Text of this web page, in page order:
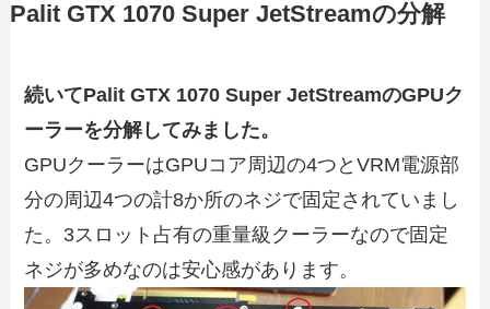
Palit GTX 1070 Super JetStreamの分解
続いてPalit GTX 1070 Super JetStreamのGPUク
ーラーを分解してみました。
GPUクーラーはGPUコア周辺の4つとVRM電源部
分の周辺4つの計8か所のネジで固定されていまし
た。3スロット占有の重量級クーラーなので固定
ネジが多めなのは安心感があります。